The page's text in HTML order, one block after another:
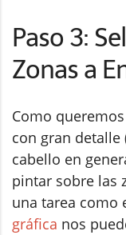
Paso 3:
Zonas a
Como
con gran detalle
cabello en
pintar sobre las
una tarea como
gráfica nos